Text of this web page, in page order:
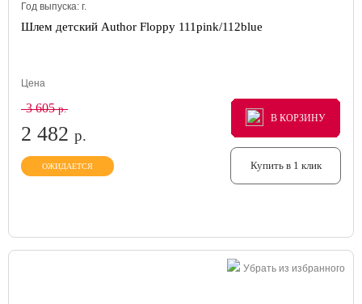
Год выпуска: г.
Шлем детский Author Floppy 111pink/112blue
Цена
3 605р.
2 482 р.
ОЖИДАЕТСЯ
В КОРЗИНУ
В КОРЗИНУ
В КОРЗИНУ
Купить в 1 клик
Убрать из избранного